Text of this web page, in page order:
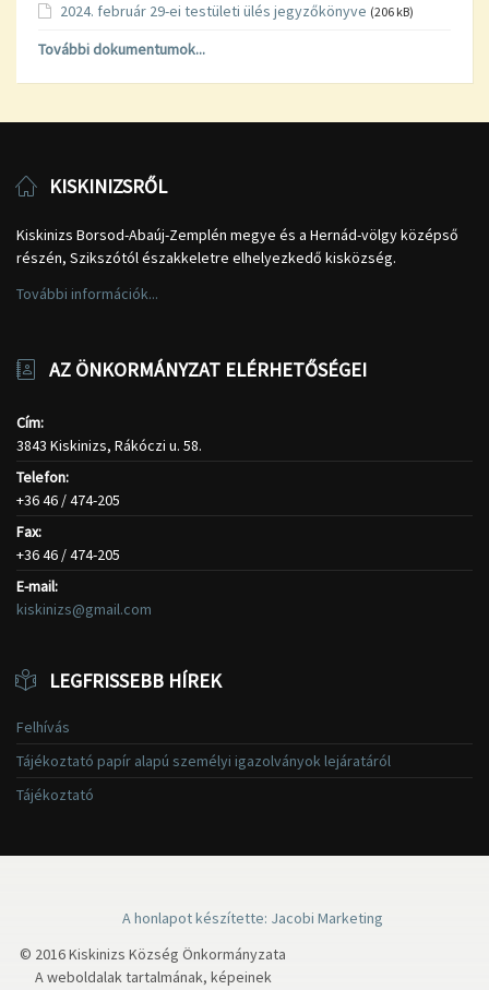
2024. február 29-ei testületi ülés jegyzőkönyve (206 kB)
További dokumentumok...
KISKINIZSRŐL
Kiskinizs Borsod-Abaúj-Zemplén megye és a Hernád-völgy középső
részén, Szikszótól északkeletre elhelyezkedő kisközség.
További információk...
AZ ÖNKORMÁNYZAT ELÉRHETŐSÉGEI
Cím:
3843 Kiskinizs, Rákóczi u. 58.
Telefon:
+36 46 / 474-205
Fax:
+36 46 / 474-205
E-mail:
kiskinizs@gmail.com
LEGFRISSEBB HÍREK
Felhívás
Tájékoztató papír alapú személyi igazolványok lejáratáról
Tájékoztató
A honlapot készítette: Jacobi Marketing
© 2016 Kiskinizs Község Önkormányzata
A weboldalak tartalmának, képeinek